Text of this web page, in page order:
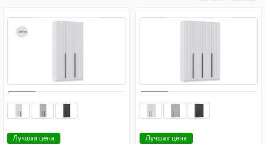
new
Лучшая цена Лучшая цена